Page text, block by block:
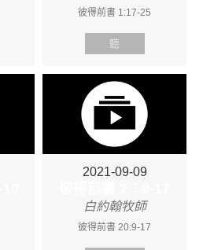
彼得前書 1:17-25
聽
2021-09-09
白約翰牧師
彼得前書 20:9-17